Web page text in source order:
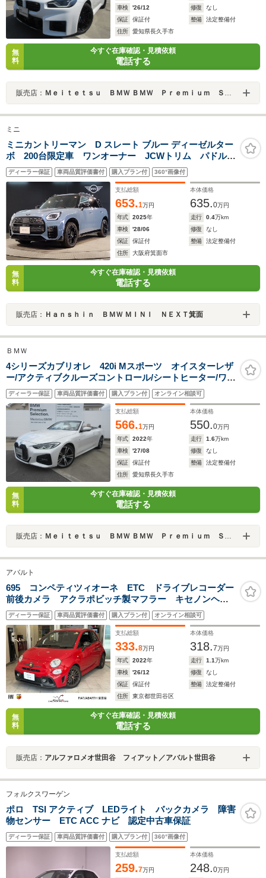
車検
'26/12 修復
なし
保証
保証付 整備
法定整備付
住所
愛知県長久手市
無
料
今すぐ在庫確認・見積依頼
電話する
販売店： Ｍｅｉｔｅｔｓｕ ＢＭＷ ＢＭＷ Ｐｒｅｍｉｕｍ Ｓｅｌｅｃｔｉｏｎ 長久手
ミニ
ミニカントリーマン D スレート ブルー ディーゼルター
ボ 200台限定車 ワンオーナー JCWトリム パドルシ
フト 19インチAW ハーマンカードン 全周囲カメラ
シートヒーター 電動シート ハンドルヒータ 追従式
クルコン パドルシフト ヘッドアップディスプレイ
ディーラー保証 車両品質評価書付 購入プラン付 360°画像付
支払総額
653.1万円
本体価格
635.0万円
年式
2025年 走行 0.4万km
車検
'28/06 修復
なし
保証
保証付 整備
法定整備付
住所
大阪府箕面市
無
料
今すぐ在庫確認・見積依頼
電話する
販売店： Ｈａｎｓｈｉｎ ＢＭＷ ＭＩＮＩ ＮＥＸＴ箕面
ＢＭＷ
4シリーズカブリオレ 420i Mスポーツ オイスターレザ
ー/アクティブクルーズコントロール/シートヒーター/ワイ
ヤレスチャージ/19AW/アップルカープレイ/認定中古車
ディーラー保証 車両品質評価書付 購入プラン付 オンライン相談可
支払総額
566.1万円
本体価格
550.0万円
年式
2022年 走行 1.6万km
車検
'27/08 修復
なし
保証
保証付 整備
法定整備付
住所
愛知県長久手市
無
料
今すぐ在庫確認・見積依頼
電話する
販売店： Ｍｅｉｔｅｔｓｕ ＢＭＷ ＢＭＷ Ｐｒｅｍｉｕｍ Ｓｅｌｅｃｔｉｏｎ 長久手
アバルト
695 コンペティツィオーネ ETC ドライブレコーダー
前後カメラ アクラポビッチ製マフラー キセノンヘッ
ドライト カーボンインサート&カーボンミラー フルセ
グナビ ナビ連動バックカメラ 正規認定中古車 弊社
ユーザー仕入車両
ディーラー保証 車両品質評価書付 購入プラン付 オンライン相談可
支払総額
333.8万円
本体価格
318.7万円
年式
2022年 走行 1.1万km
車検
'26/12 修復
なし
保証
保証付 整備
法定整備付
住所
東京都世田谷区
無
料
今すぐ在庫確認・見積依頼
電話する
販売店： アルファロメオ世田谷 フィアット／アバルト世田谷
フォルクスワーゲン
ポロ TSI アクティブ LEDライト バックカメラ 障害
物センサー ETC ACC ナビ 認定中古車保証
ディーラー保証 車両品質評価書付 購入プラン付 360°画像付
支払総額
259.7万円
本体価格
248.0万円